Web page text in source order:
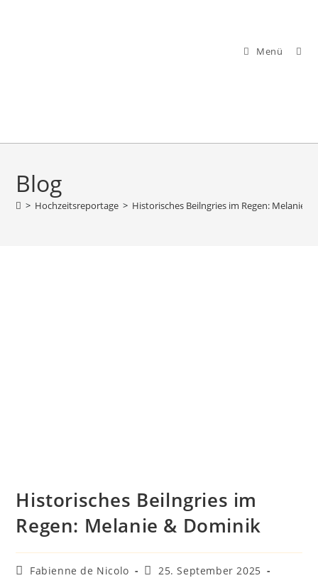
Menü
Blog
> Hochzeitsreportage > Historisches Beilngries im Regen: Melanie
Historisches Beilngries im
Regen: Melanie & Dominik
Fabienne de Nicolo
25. September 2025